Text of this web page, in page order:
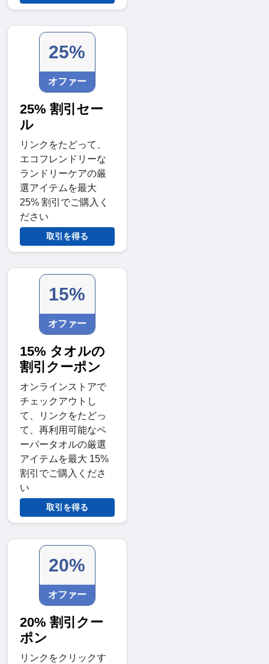
25%
オファー
25% 割引セー
ル
リンクをたどって、
エコフレンドリーな
ランドリーケアの厳
選アイテムを最大
25% 割引でご購入く
ださい
取引を得る
15%
オファー
15% タオルの
割引クーポン
オンラインストアで
チェックアウトし
て、リンクをたどっ
て、再利用可能なペ
ーパータオルの厳選
アイテムを最大 15%
割引でご購入くださ
い
取引を得る
20%
オファー
20% 割引クー
ポン
リンクをクリックす